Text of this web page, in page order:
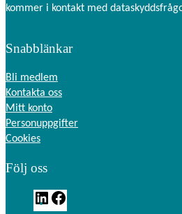
kommer i kontakt med
Snabblänkar
Bli medlem
Kontakta oss
Mitt konto
Personuppgifter
Cookies
Följ oss
L